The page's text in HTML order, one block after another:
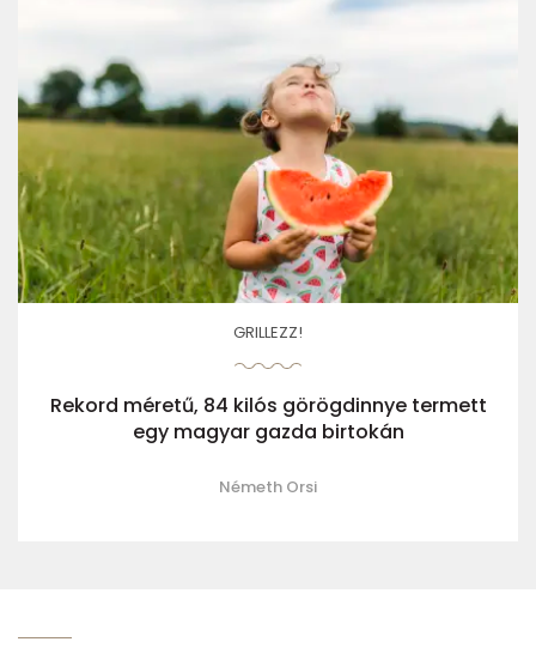
GRILLEZZ!
Rekord méretű, 84 kilós görögdinnye termett
egy magyar gazda birtokán
Németh Orsi